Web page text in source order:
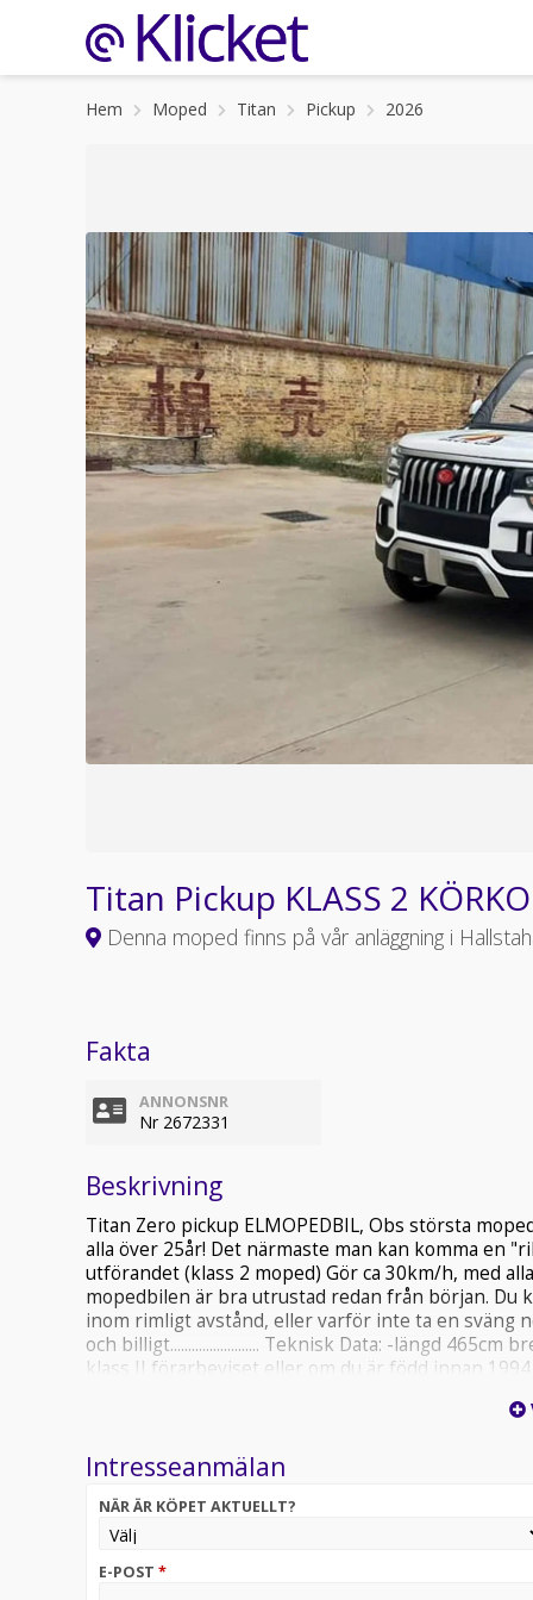
Hem Moped Titan Pickup 2026
Titan Pickup KLASS 2
Denna moped finns på vår anläggning i
Fakta
ANNONSNR
Nr 2672331
Beskrivning
Titan Zero pickup ELMOPEDBIL, Obs största
alla över 25år! Det närmaste man kan komma en
utförandet (klass 2 moped) Gör ca 30km/h, med
mopedbilen är bra utrustad redan från början.
inom rimligt avstånd, eller varför inte ta en sväng
och billigt......................... Teknisk Data: -längd
klass II förarbeviset eller om du är född innan
5 personer i den! Ett bra alternativ om man blivit
med enbart batteri drift, Milkostnad: ca 1kr/mil
fönsterhissar fram, Automatiskt halvljus LED-
back kamera backspeglar, Skivbromsar runt om!
Generatorn ger cirka 1ggr mer effekt än vad
Intresseanmälan
NÄR ÄR KÖPET AKTUELLT?
E-POST *